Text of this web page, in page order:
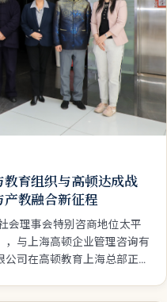
育组织与高顿达成战
教融合新征程
会理事会特别咨商地位太平
，与上海高顿企业管理咨询有
司在高顿教育上海总部正式